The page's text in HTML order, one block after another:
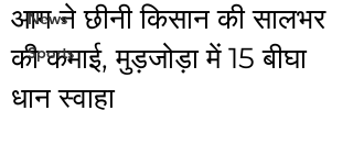
News
Sports
आग ने छीनी किसान की सालभर
की कमाई, मुड़जोड़ा में 15 बीघा
धान स्वाहा